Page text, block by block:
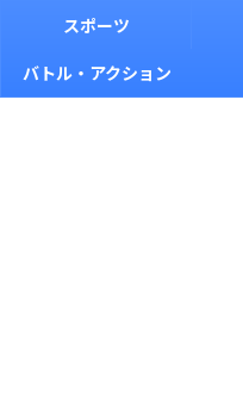
スポーツ
バトル・アクション